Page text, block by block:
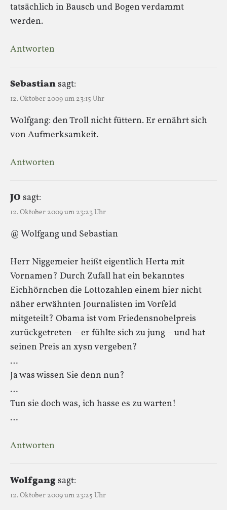
tatsächlich in Bausch und Bogen verdammt
werden.
Antworten
Sebastiansagt:
12. Oktober 2009 um 23:15 Uhr
Wolfgang: den Troll nicht füttern. Er ernährt sich
von Aufmerksamkeit.
Antworten
JO sagt:
12. Oktober 2009 um 23:23 Uhr
@ Wolfgang und Sebastian
Herr Niggemeier heißt eigentlich Herta mit
Vornamen? Durch Zufall hat ein bekanntes
Eichhörnchen die Lottozahlen einem hier nicht
näher erwähnten Journalisten im Vorfeld
mitgeteilt? Obama ist vom Friedensnobelpreis
zurückgetreten – er fühlte sich zu jung – und hat
seinen Preis an xysn vergeben?
…
Ja was wissen Sie denn nun?
…
Tun sie doch was, ich hasse es zu warten!
…
Antworten
Wolfgangsagt:
12. Oktober 2009 um 23:25 Uhr